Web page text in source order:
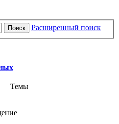
Поиск Расширенный поиск
Темы